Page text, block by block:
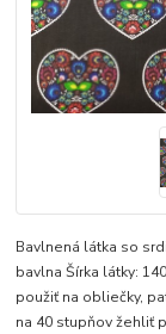
Bavlnená látka so
bavlna Šírka látky:
použiť na obliečky,
na 40 stupňov žehliť